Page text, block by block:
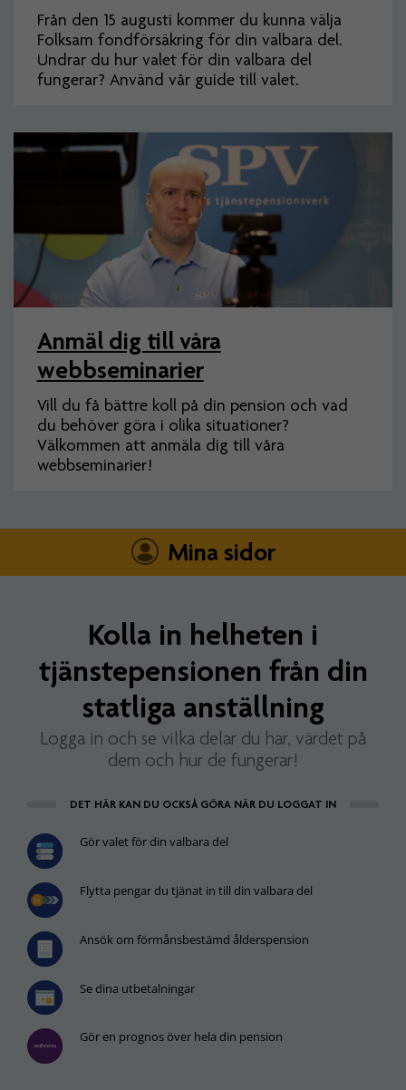
Från den 15 augusti kommer du kunna välja
Folksam fondförsäkring för din valbara del.
Undrar du hur valet för din valbara del
fungerar? Använd vår guide till valet.
Anmäl dig till våra
webbseminarier
Vill du få bättre koll på din pension och vad
du behöver göra i olika situationer?
Välkommen att anmäla dig till våra
webbseminarier!
Mina sidor
Kolla in helheten i
tjänstepensionen från din
statliga anställning
Logga in och se vilka delar du har, värdet på
dem och hur de fungerar!
DET HÄR KAN DU OCKSÅ GÖRA NÄR DU LOGGAT IN
Gör valet för din valbara del
Flytta pengar du tjänat in till din valbara del
Ansök om förmånsbestämd ålderspension
Se dina utbetalningar
Gör en prognos över hela din pension